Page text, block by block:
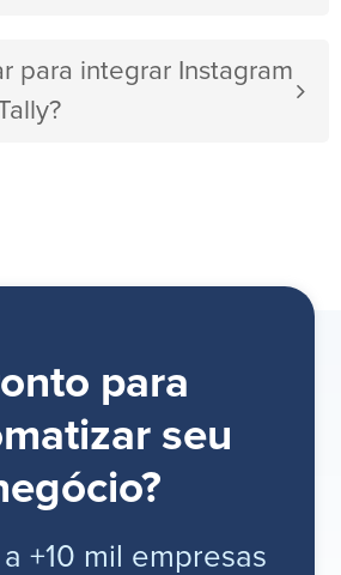
para integrar Instagram
para
seu
+10 mil empresas